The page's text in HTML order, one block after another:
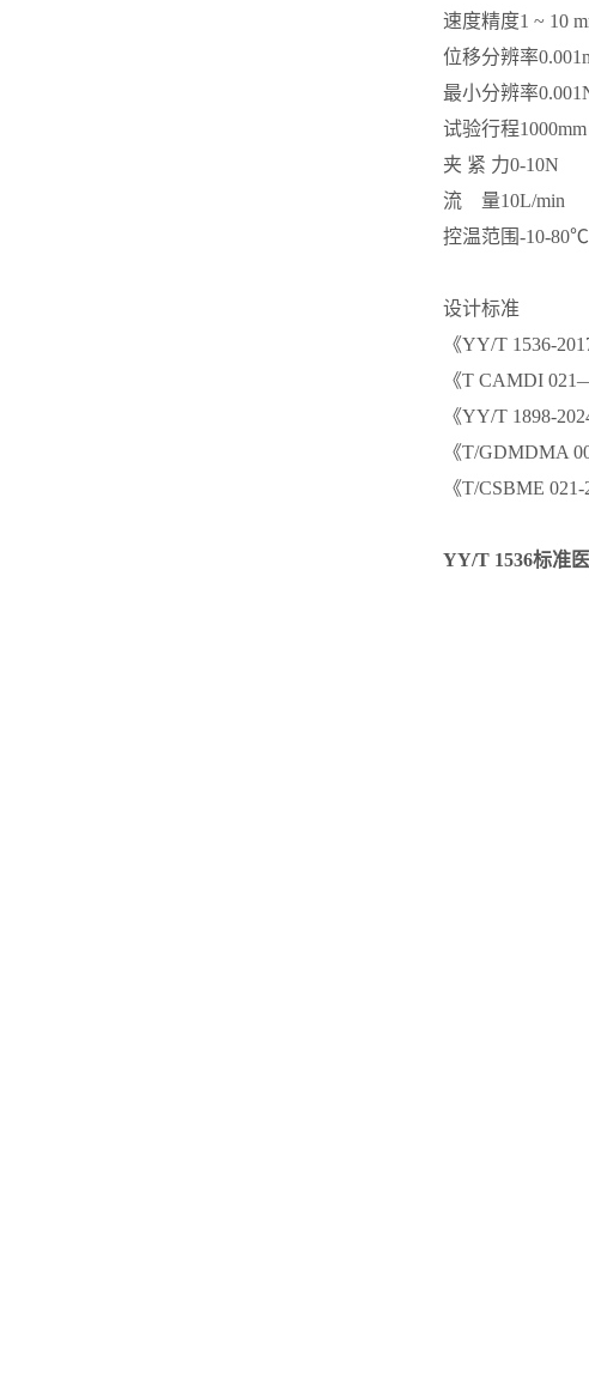
速度精度1 ~ 10
位移分辨率
最小分辨率
试验行程1000mm
夹 紧 力0-10N
流 量10L/min
控温范围-10-80℃
设计标准
《YY/T 1536-
《T CAMDI
《YY/T 1898-
《T/GDMDMA
《T/CSBME
YY/T 1536标准